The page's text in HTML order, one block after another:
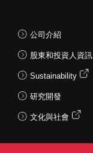
公司介紹
股東和投資人資訊
Sustainability
研究開發
文化與社會